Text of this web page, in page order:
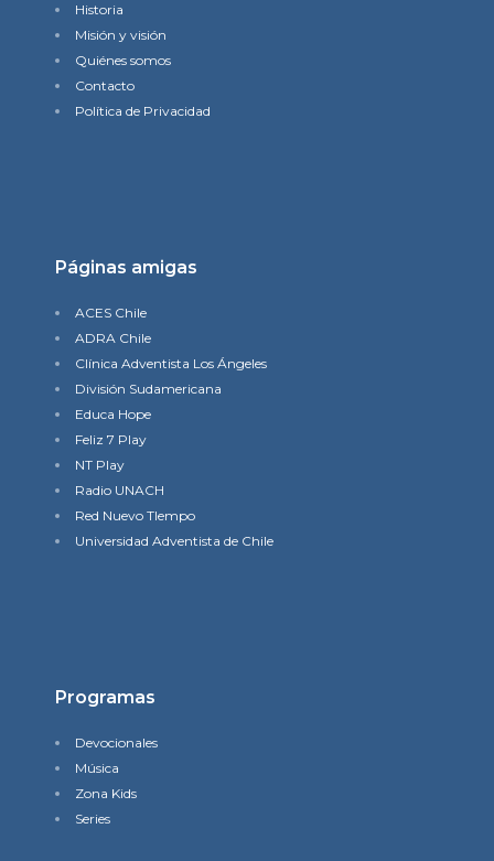
Historia
Misión y visión
Quiénes somos
Contacto
Política de Privacidad
Páginas amigas
ACES Chile
ADRA Chile
Clínica Adventista Los Ángeles
División Sudamericana
Educa Hope
Feliz 7 Play
NT Play
Radio UNACH
Red Nuevo TIempo
Universidad Adventista de Chile
Programas
Devocionales
Música
Zona Kids
Series